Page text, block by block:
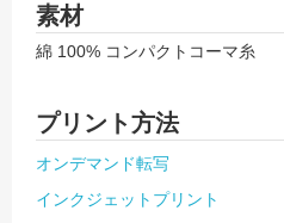
素材
綿 100% コンパクトコーマ糸
プリント方法
オンデマンド転写
インクジェットプリント